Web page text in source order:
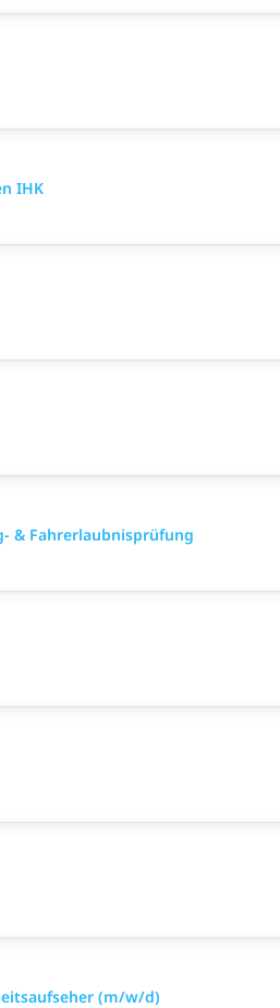
IHK
& Fahrerlaubnisprüfung
(m/w/d)